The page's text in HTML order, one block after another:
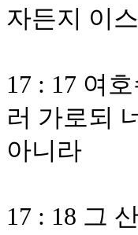
자든지 이
17 : 17 여
러 가로되
아니라
17 : 18 그